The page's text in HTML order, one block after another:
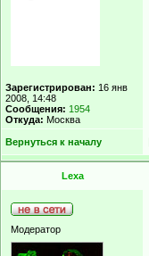
Зарегистрирован: 16 янв
2008, 14:48
Сообщения: 1954
Откуда: Москва
Вернуться к началу
Lexa
Модератор